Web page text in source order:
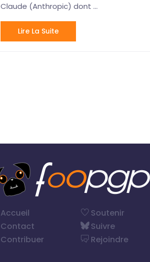
Claude (Anthropic) dont …
Lire La Suite
Accueil
Contact
Contribuer
Soutenir
Suivre
Rejoindre